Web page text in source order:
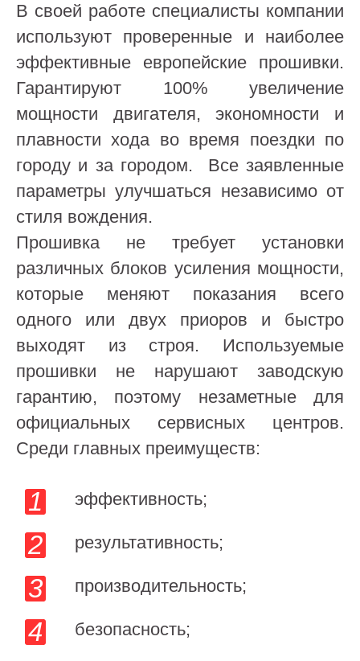
В своей работе специалисты компании
используют проверенные и наиболее
эффективные европейские прошивки.
Гарантируют 100% увеличение
мощности двигателя, экономности и
плавности хода во время поездки по
городу и за городом. Все заявленные
параметры улучшаться независимо от
стиля вождения.
Прошивка не требует установки
различных блоков усиления мощности,
которые меняют показания всего
одного или двух приоров и быстро
выходят из строя. Используемые
прошивки не нарушают заводскую
гарантию, поэтому незаметные для
официальных сервисных центров.
Среди главных преимуществ:
эффективность;
результативность;
производительность;
безопасность;